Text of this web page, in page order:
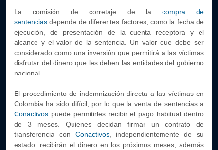
La comisión de corretaje de la compra de
sentencias depende de diferentes factores, como la fecha de
ejecución, de presentación de la cuenta receptora y el
alcance y el valor de la sentencia. Un valor que debe ser
considerado como una inversión que permitirá a las víctimas
disfrutar del dinero que les deben las entidades del gobierno
nacional.
El procedimiento de indemnización directa a las víctimas en
Colombia ha sido difícil, por lo que la venta de sentencias a
Conactivos puede permitirles recibir el pago habitual dentro
de 3 meses. Quienes decidan firmar un contrato de
transferencia con Conactivos, independientemente de su
estado, recibirán el dinero en los próximos meses, además